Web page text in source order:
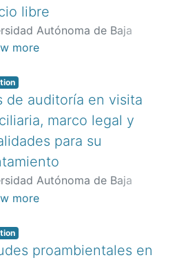
libre
Autónoma de Baja
Instituto de Ingeniería.,
Carlos
more
de auditoría en visita
marco legal y
para su
Autónoma de Baja
Facultad de Contabilidad y
;Morales Calderón, Ángel Miguel
more
proambientales en